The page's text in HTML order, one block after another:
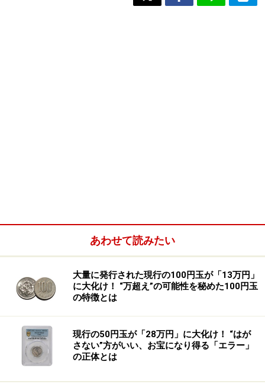
あわせて読みたい
大量に発行された現行の100円玉が「13万円」
に大化け！ “万超え”の可能性を秘めた100円玉
の特徴とは
現行の50円玉が「28万円」に大化け！ “はが
さない”方がいい、お宝になり得る「エラー」
の正体とは